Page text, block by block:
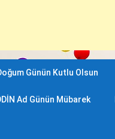
Günün Kutlu Olsun
Ad Günün Mübarek